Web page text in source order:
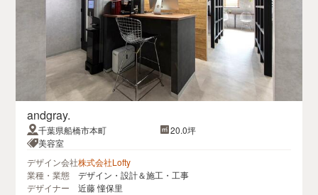
andgray.
千葉県船橋市本町
20.0坪
美容室
デザイン会社株式会社Lofty
業種・業態
デザイン・設計＆施工・工事
デザイナー
近藤 憧保里